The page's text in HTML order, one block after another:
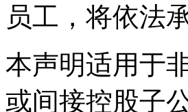
员工，将依
本声明适用于
或间接控股子